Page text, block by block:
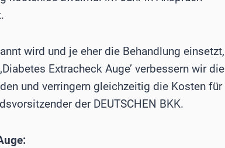
wird und je eher die Behandlung einsetzt,
Extracheck Auge’ verbessern wir die
und verringern gleichzeitig die Kosten für
der DEUTSCHEN BKK.